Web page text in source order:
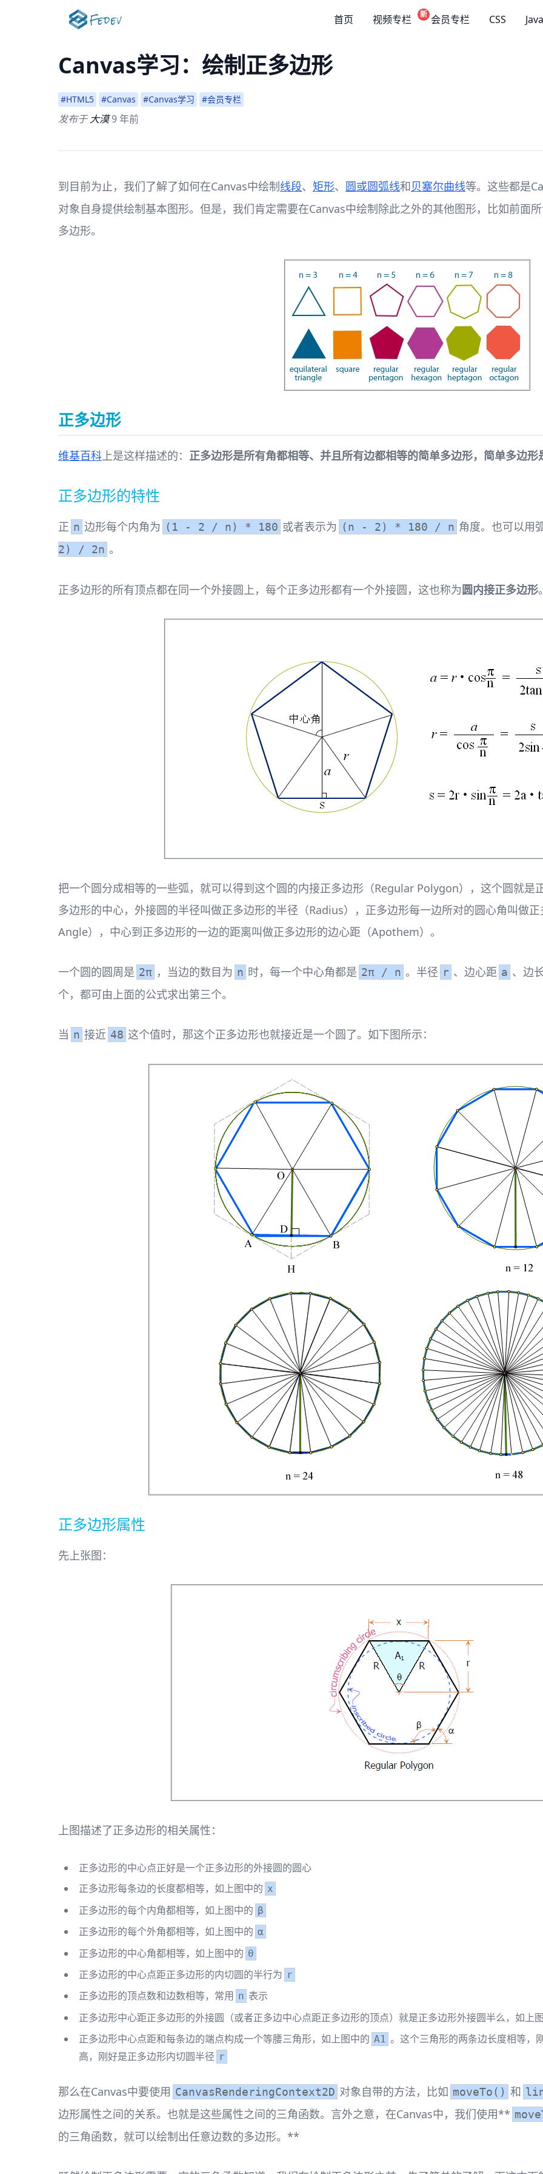
首页 视频专栏 新 会员专栏 CSS
Canvas学习：绘制正多边形
#HTML5 #Canvas #Canvas学习 #会员专栏
发布于大漠9 年前
到目前为止，我们了解了如何在Canvas中绘制线段、 矩形、 圆或圆弧线和贝塞尔曲线等。这些都是
对象自身提供绘制基本图形。但是，我们肯定需要在Canvas中绘制除此之外的其他图形，比如前面
多边形。
正多边形
维基百科上是这样描述的： 正多边形是所有角都相等、并且所有边都相等的简单多边形，简单多边
正多边形的特性
正 n 边形每个内角为 (1 - 2 / n) * 180 或者表示为 (n - 2) * 180 / n 角度。也可以用
2) / 2n 。
正多边形的所有顶点都在同一个外接圆上，每个正多边形都有一个外接圆，这也称为圆内接正多边形
把一个圆分成相等的一些弧，就可以得到这个圆的内接正多边形（Regular Polygon），这个圆就是
多边形的中心，外接圆的半径叫做正多边形的半径（Radius），正多边形每一边所对的圆心角叫做
Angle），中心到正多边形的一边的距离叫做正多边形的边心距（Apothem）。
一个圆的圆周是 2π ，当边的数目为 n 时，每一个中心角都是 2π / n 。半径 r 、边心距 a 、边
个，都可由上面的公式求出第三个。
当 n 接近 48 这个值时，那这个正多边形也就接近是一个圆了。如下图所示：
正多边形属性
先上张图：
上图描述了正多边形的相关属性：
正多边形的中心点正好是一个正多边形的外接圆的圆心
正多边形每条边的长度都相等，如上图中的 x
正多边形的每个内角都相等，如上图中的 β
正多边形的每个外角都相等，如上图中的 α
正多边形的中心角都相等，如上图中的 θ
正多边形的中心点距正多边形的内切圆的半行为 r
正多边形的顶点数和边数相等，常用 n 表示
正多边形中心距正多边形的外接圆（或者正多边中心点距正多边形的顶点）就是正多边形外接圆半么，如上
正多边形中心点距和每条边的端点构成一个等腰三角形，如上图中的 A1 。这个三角形的两条边长度相等，
高，刚好是正多边形内切圆半径 r
那么在Canvas中要使用 CanvasRenderingContext2D 对象自带的方法，比如 moveTo() 和
边形属性之间的关系。也就是这些属性之间的三角函数。言外之意，在Canvas中，我们使用**
的三角函数，就可以绘制出任意边数的多边形。**